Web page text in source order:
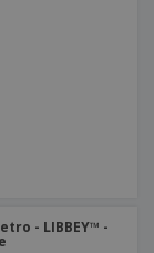
- LIBBEY™ -